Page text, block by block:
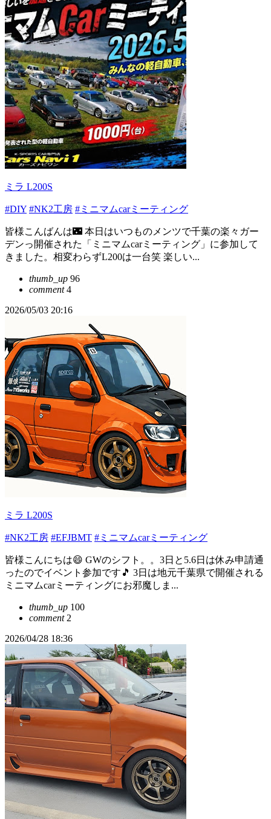
ミラ L200S
#DIY #NK2工房 #ミニマムcarミーティング
皆様こんばんは🌃 本日はいつものメンツで千葉の楽々ガー
デンっ開催された「ミニマムcarミーティング」に参加して
きました。相変わらずL200は一台笑 楽しい...
thumb_up 96
comment4
2026/05/03 20:16
ミラ L200S
#NK2工房 #EFJBMT #ミニマムcarミーティング
皆様こんにちは😄 GWのシフト。。3日と5.6日は休み申請通
ったのでイベント参加です🎵 3日は地元千葉県で開催される
ミニマムcarミーティングにお邪魔しま...
thumb_up 100
comment2
2026/04/28 18:36